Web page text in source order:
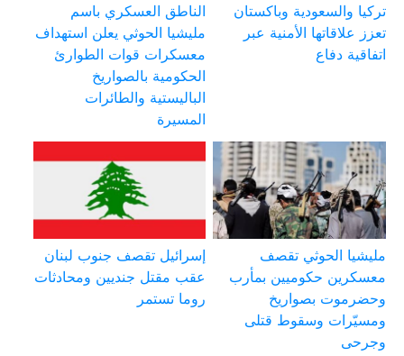
تركيا والسعودية وباكستان
تعزز علاقاتها الأمنية عبر
اتفاقية دفاع
الناطق العسكري باسم
مليشيا الحوثي يعلن استهداف
معسكرات قوات الطوارئ
الحكومية بالصواريخ
الباليستية والطائرات
المسيرة
مليشيا الحوثي تقصف
معسكرين حكوميين بمأرب
وحضرموت بصواريخ
ومسيّرات وسقوط قتلى
وجرحى
إسرائيل تقصف جنوب لبنان
عقب مقتل جنديين ومحادثات
روما تستمر